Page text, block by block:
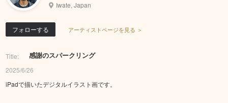
Iwate, Japan
フォローする アーティストページを見る ＞
Title: 感謝のスパークリング
2025/6/26
iPadで描いたデジタルイラスト画です。